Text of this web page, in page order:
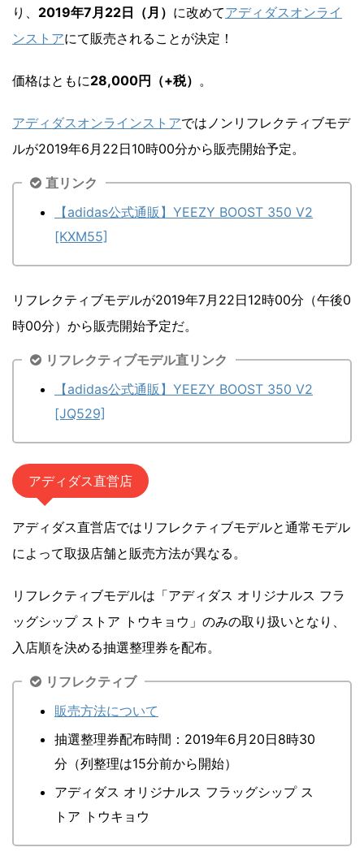
り、 2019年7月22日（月） に改めてアディダスオンライ
ンストアにて販売されることが決定！
価格はともに28,000円（+税） 。
アディダスオンラインストアではノンリフレクティブモデ
ルが2019年6月22日10時00分から販売開始予定。
直リンク
【adidas公式通販】YEEZY BOOST 350 V2
[KXM55]
リフレクティブモデルが2019年7月22日12時00分（午後0
時00分）から販売開始予定だ。
リフレクティブモデル直リンク
【adidas公式通販】YEEZY BOOST 350 V2
[JQ529]
アディダス直営店
アディダス直営店ではリフレクティブモデルと通常モデル
によって取扱店舗と販売方法が異なる。
リフレクティブモデルは「アディダス オリジナルス フラ
ッグシップ ストア トウキョウ」のみの取り扱いとなり、
入店順を決める抽選整理券を配布。
リフレクティブ
販売方法について
抽選整理券配布時間：2019年6月20日8時30
分（列整理は15分前から開始）
アディダス オリジナルス フラッグシップ ス
トア トウキョウ